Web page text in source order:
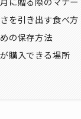
を引き出す食べ方
の保存方法
購入できる場所